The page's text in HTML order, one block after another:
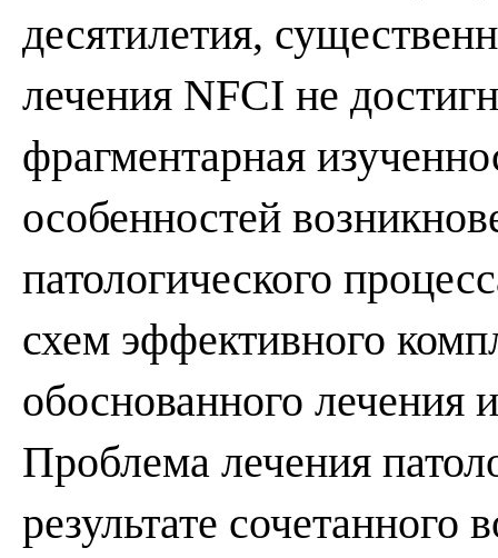
десятилетия,
лечения NFCI не
фрагментарная
особенностей
патологического
схем эффективного
обоснованного лечения
Проблема лечения
результате сочетанного